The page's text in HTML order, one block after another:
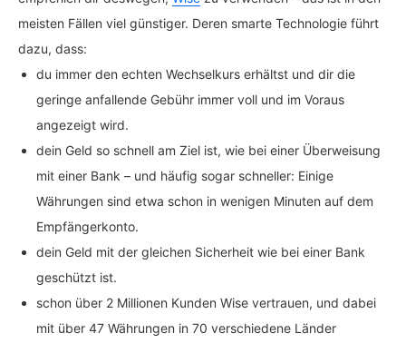
meisten Fällen viel günstiger. Deren smarte Technologie führt
dazu, dass:
du immer den echten Wechselkurs erhältst und dir die
geringe anfallende Gebühr immer voll und im Voraus
angezeigt wird.
dein Geld so schnell am Ziel ist, wie bei einer Überweisung
mit einer Bank – und häufig sogar schneller: Einige
Währungen sind etwa schon in wenigen Minuten auf dem
Empfängerkonto.
dein Geld mit der gleichen Sicherheit wie bei einer Bank
geschützt ist.
schon über 2 Millionen Kunden Wise vertrauen, und dabei
mit über 47 Währungen in 70 verschiedene Länder